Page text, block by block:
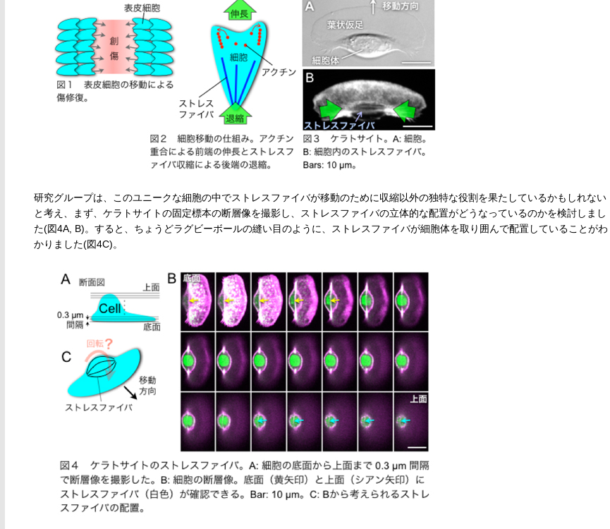
研究グループは、このユニークな細胞の中でストレスファイバが移動のために収縮以外の独特な役割を果たしているかもしれない
と考え、まず、ケラトサイトの固定標本の断層像を撮影し、ストレスファイバの立体的な配置がどうなっているのかを検討しまし
た(図4A, B)。すると、ちょうどラグビーボールの縫い目のように、ストレスファイバが細胞体を取り囲んで配置していることがわ
かりました(図4C)。